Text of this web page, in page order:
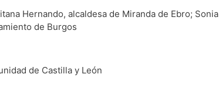
Hernando, alcaldesa de Miranda de Ebro; Sonia
de Burgos
de Castilla y León